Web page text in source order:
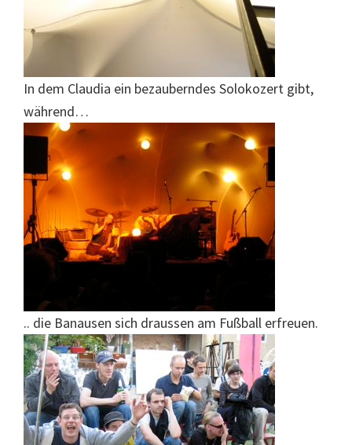
In dem Claudia ein bezauberndes Solokozert gibt,
während…
.. die Banausen sich draussen am Fußball erfreuen.